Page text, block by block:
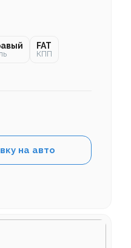
FAT
КПП
на авто